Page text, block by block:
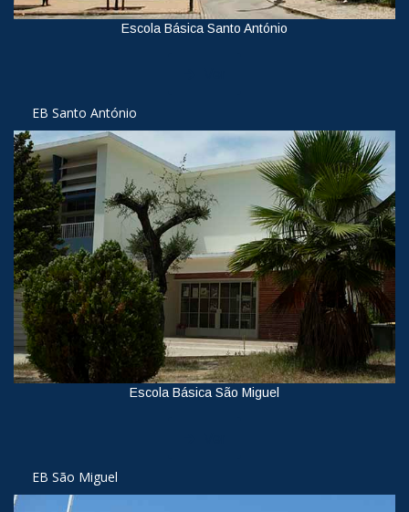
Escola Básica Santo António
EB Santo António
Escola Básica São Miguel
EB São Miguel